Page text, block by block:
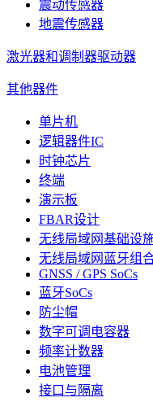
震动传感器
地震传感器
激光器和调制器驱动器
其他器件
单片机
逻辑器件IC
时钟芯片
终端
演示板
FBAR设计
无线局域网基础设
无线局域网蓝牙组
GNSS / GPS SoCs
蓝牙SoCs
防尘帽
数字可调电容器
频率计数器
电池管理
接口与隔离